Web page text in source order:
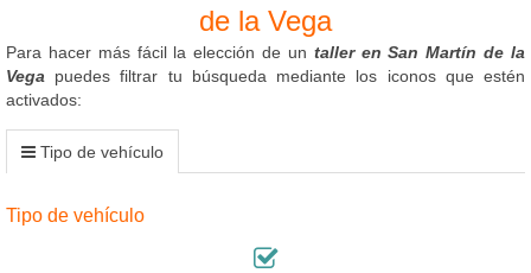
de la Vega
Para hacer más fácil la elección de un taller en San Martín de la
Vega puedes filtrar tu búsqueda mediante los iconos que estén
activados:
Tipo de vehículo
Tipo de vehículo